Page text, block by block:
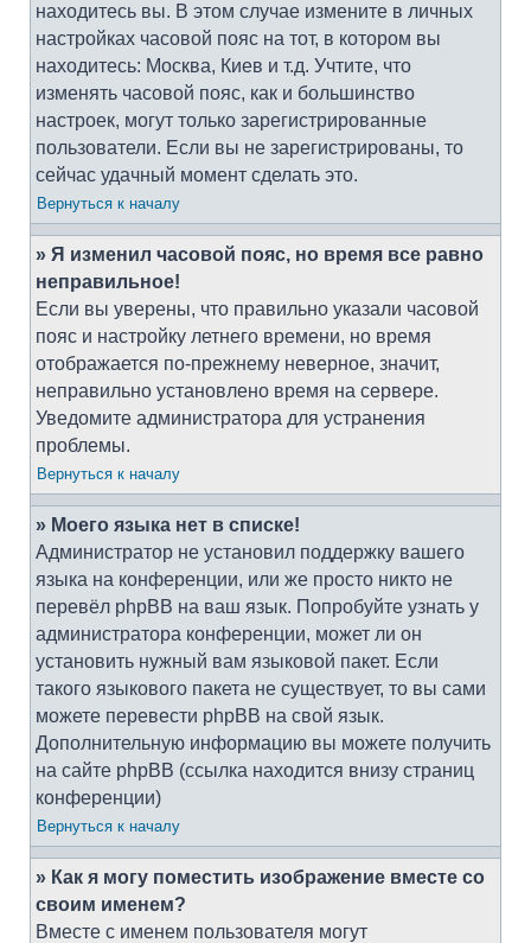
находитесь вы. В этом случае измените в личных
настройках часовой пояс на тот, в котором вы
находитесь: Москва, Киев и т.д. Учтите, что
изменять часовой пояс, как и большинство
настроек, могут только зарегистрированные
пользователи. Если вы не зарегистрированы, то
сейчас удачный момент сделать это.
Вернуться к началу
» Я изменил часовой пояс, но время все равно
неправильное!
Если вы уверены, что правильно указали часовой
пояс и настройку летнего времени, но время
отображается по-прежнему неверное, значит,
неправильно установлено время на сервере.
Уведомите администратора для устранения
проблемы.
Вернуться к началу
» Моего языка нет в списке!
Администратор не установил поддержку вашего
языка на конференции, или же просто никто не
перевёл phpBB на ваш язык. Попробуйте узнать у
администратора конференции, может ли он
установить нужный вам языковой пакет. Если
такого языкового пакета не существует, то вы сами
можете перевести phpBB на свой язык.
Дополнительную информацию вы можете получить
на сайте phpBB (ссылка находится внизу страниц
конференции)
Вернуться к началу
» Как я могу поместить изображение вместе со
своим именем?
Вместе с именем пользователя могут